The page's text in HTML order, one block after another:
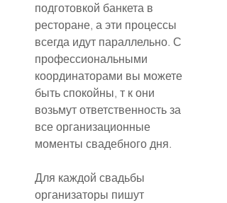
подготовкой банкета в
ресторане, а эти процессы
всегда идут параллельно. С
профессиональными
координаторами вы можете
быть спокойны, т к они
возьмут ответственность за
все организационные
моменты свадебного дня.
Для каждой свадьбы
организаторы пишут